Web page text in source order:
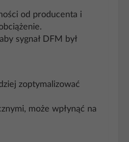
od producenta i
sygnał DFM był
zoptymalizować
może wpłynąć na